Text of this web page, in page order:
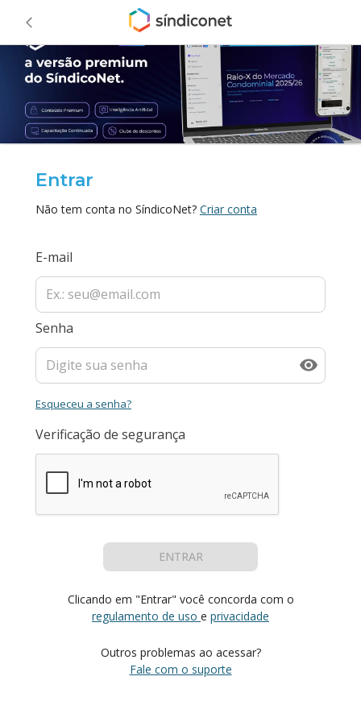
Entrar
Não tem conta no SíndicoNet? Criar conta
E-mail
Senha
Esqueceu a senha?
Verificação de segurança
ENTRAR
Clicando em "Entrar" você concorda com o
regulamento de uso e privacidade
Outros problemas ao acessar?
Fale com o suporte